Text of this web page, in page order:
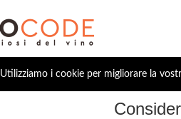
Utilizziamo i cookie per migliorare la